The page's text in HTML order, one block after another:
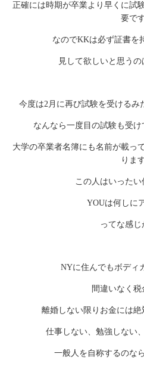
正確には時期が卒業より早くに試
要で
なのでKKは必ず証書を
見して欲しいと思う
今度は2月に再び試験を受けるみ
なんなら一度目の試験も受
大学の卒業者名簿にも名前が載っ
りま
この人はいったい
YOUは何しに
ってな感じ
NYに住んでもボディ
間違いなく税
離婚しない限りお金には絶
仕事しない、勉強しない
一般人を自称するのな